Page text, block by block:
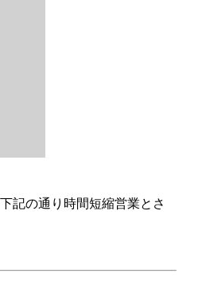
記の通り時間短縮営業とさ